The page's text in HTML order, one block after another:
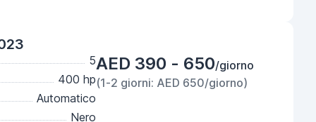
5
400 hp
Automatico
Nero
AED 390 - 650/giorno
(1-2 giorni: AED 650/giorno)